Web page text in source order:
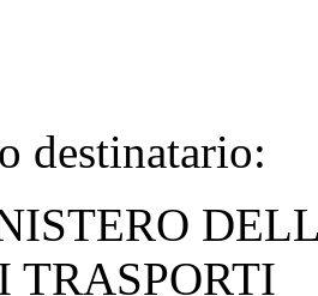
destinatario:
TRASPORTI